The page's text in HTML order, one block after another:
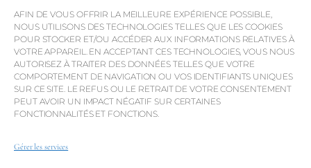
AFIN DE VOUS OFFRIR LA MEILLEURE EXPÉRIENCE POSSIBLE,
NOUS UTILISONS DES TECHNOLOGIES TELLES QUE LES COOKIES
POUR STOCKER ET/OU ACCÉDER AUX INFORMATIONS RELATIVES À
VOTRE APPAREIL. EN ACCEPTANT CES TECHNOLOGIES, VOUS NOUS
AUTORISEZ À TRAITER DES DONNÉES TELLES QUE VOTRE
COMPORTEMENT DE NAVIGATION OU VOS IDENTIFIANTS UNIQUES
SUR CE SITE. LE REFUS OU LE RETRAIT DE VOTRE CONSENTEMENT
PEUT AVOIR UN IMPACT NÉGATIF SUR CERTAINES
FONCTIONNALITÉS ET FONCTIONS.
Gérer les services
QP Savills Property Guides
Through the Years....